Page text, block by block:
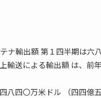
輸出額 第１四半期は六
輸送による輸出額 は、前
八四〇万米ドル （四四億